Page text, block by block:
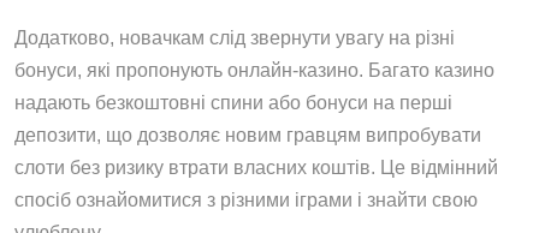
Додатково, новачкам слід звернути увагу на різні
бонуси, які пропонують онлайн-казино. Багато казино
надають безкоштовні спини або бонуси на перші
депозити, що дозволяє новим гравцям випробувати
слоти без ризику втрати власних коштів. Це відмінний
спосіб ознайомитися з різними іграми і знайти свою